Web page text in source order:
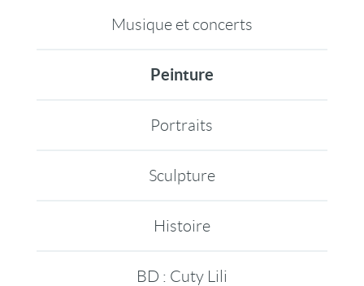
Musique et concerts
Peinture
Portraits
Sculpture
Histoire
BD : Cuty Lili